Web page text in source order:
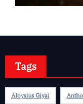
Tags
Aloysius Giyai